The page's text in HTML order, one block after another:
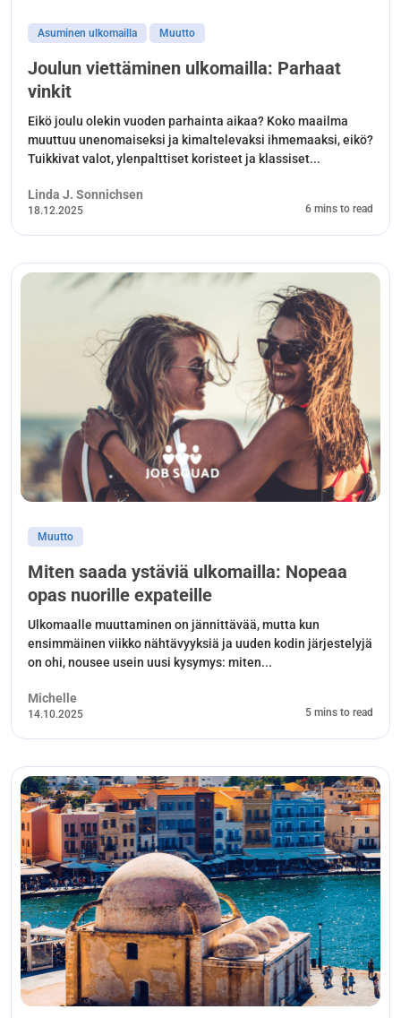
Asuminen ulkomailla Muutto
Joulun viettäminen ulkomailla: Parhaat
vinkit
Eikö joulu olekin vuoden parhainta aikaa? Koko maailma
muuttuu unenomaiseksi ja kimaltelevaksi ihmemaaksi, eikö?
Tuikkivat valot, ylenpalttiset koristeet ja klassiset...
Linda J. Sonnichsen
18.12.2025 6 mins to read
Muutto
Miten saada ystäviä ulkomailla: Nopeaa
opas nuorille expateille
Ulkomaalle muuttaminen on jännittävää, mutta kun
ensimmäinen viikko nähtävyyksiä ja uuden kodin järjestelyjä
on ohi, nousee usein uusi kysymys: miten...
Michelle
14.10.2025 5 mins to read